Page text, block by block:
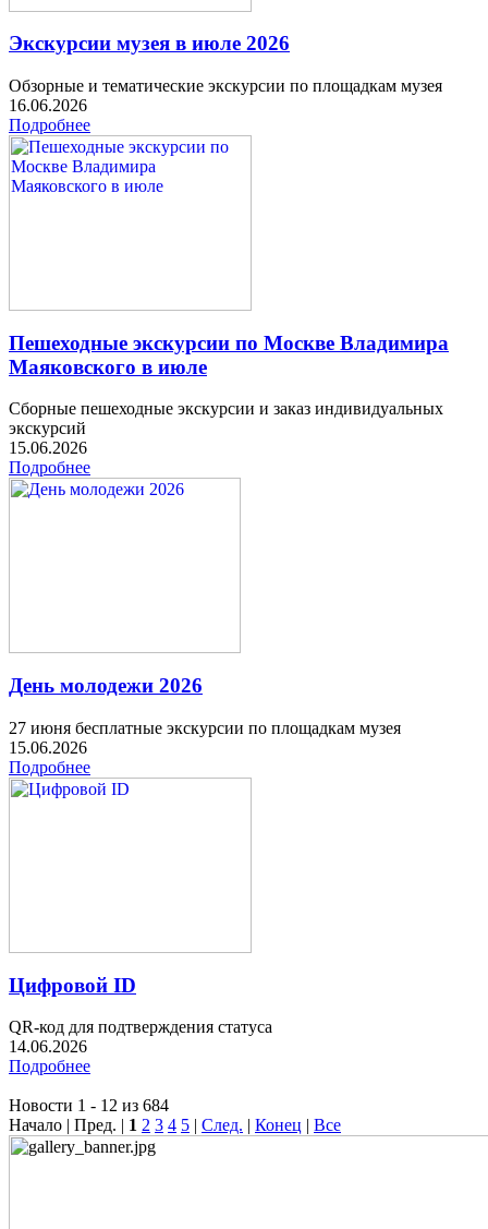
Экскурсии музея в июле 2026
Обзорные и тематические экскурсии по площадкам музея
16.06.2026
Подробнее
Пешеходные экскурсии по Москве Владимира
Маяковского в июле
Сборные пешеходные экскурсии и заказ индивидуальных
экскурсий
15.06.2026
Подробнее
День молодежи 2026
27 июня бесплатные экскурсии по площадкам музея
15.06.2026
Подробнее
Цифровой ID
QR-код для подтверждения статуса
14.06.2026
Подробнее
Новости 1 - 12 из 684
Начало | Пред. | 1 2 3 4 5 | След. | Конец | Все